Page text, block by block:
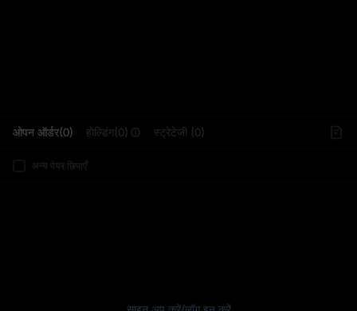
ओपन ऑर्डर(0) होल्डिंग(0) स्ट्रेटेजी (0)
अन्य पेयर छिपाएँ